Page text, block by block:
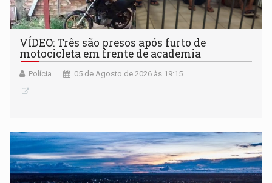
VÍDEO: Três são presos após furto de
motocicleta em frente de academia
Polícia 05 de Agosto de 2026 às 19:15